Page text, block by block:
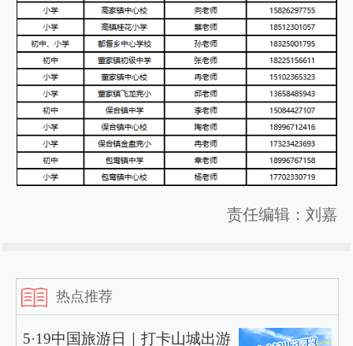
责任编辑：刘嘉
热点推荐
5·19中国旅游日｜打卡山城出游